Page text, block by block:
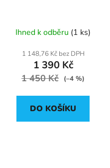
Ihned k odběru (1 ks)
1 148,76 Kč bez DPH
1 390 Kč
1 450 Kč (–4 %)
DO KOŠÍKU